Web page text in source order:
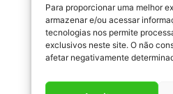
Para proporcionar uma melhor
armazenar e/ou acessar
tecnologias nos permite
exclusivos neste site. O não
afetar negativamente